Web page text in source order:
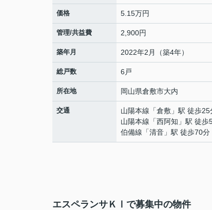
価格 5.15万円
管理/共益費 2,900円
築年月 2022年2月（築4年）
総戸数 6戸
所在地 岡山県倉敷市大内
交通 山陽本線 「倉敷 」駅 徒歩25
山陽本線 「西阿知 」駅 徒歩
伯備線 「清音 」駅 徒歩70分
エスペランサＫⅠで募集中の物件